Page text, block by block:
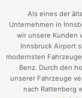
Als eines der
Unternehmen in
wir unsere Kunden
Innsbruck Airport
modernsten
Benz. Durch den
unserer Fahrzeuge
nach Rattenberg